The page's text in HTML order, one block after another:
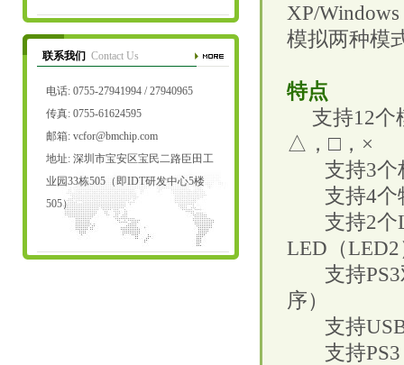
联系我们 Contact Us
电话: 0755-27941994 / 27940965
传真: 0755-61624595
邮箱: vcfor@bmchip.com
地址: 深圳市宝安区宝民二路臣田工
业园33栋505（即IDT研发中心5楼
505）
XP/
模拟两种模
特点
支持12个
△，□，×
支持3个
支持4个
支持2个
LED （LED2
支持PS3
序）
支持
支持